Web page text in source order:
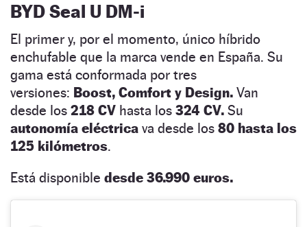
BYD Seal U DM-i
El primer y, por el momento, único híbrido
enchufable que la marca vende en España. Su
gama está conformada por tres
versiones: Boost, Comfort y Design. Van
desde los 218 CV hasta los 324 CV. Su
autonomía eléctrica va desde los 80 hasta los
125 kilómetros.
Está disponible desde 36.990 euros.